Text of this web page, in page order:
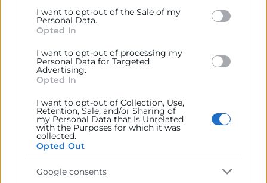
below specified purposes in below Google consent
section.
I want to opt-out of the Sale of my
Personal Data.
Opted In
I want to opt-out of processing my
Personal Data for Targeted
Advertising.
Opted In
I want to opt-out of Collection, Use,
Retention, Sale, and/or Sharing of
my Personal Data that Is Unrelated
with the Purposes for which it was
collected.
Opted Out
Google consents
María José Mainar, Santiago Ballester y Borja de
Ávila en la presentación del Bono Comercio